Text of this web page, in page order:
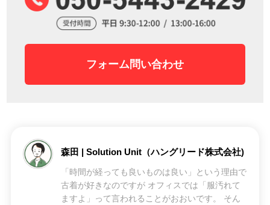
フォーム問い合わせ
森田 | Solution Unit（ハングリード株式会社)
「時間が経っても良いものは良い」という理由で
古着が好きなのですが オフィスでは「服汚れて
ますよ」って言われることがおおいです。 そん